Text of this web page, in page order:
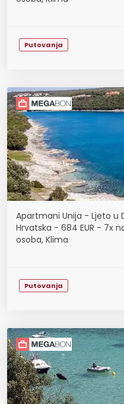
Putovanja
Apartmani Unija - Ljeto u
Hrvatska - 684 EUR - 7x
osoba, Klima
Putovanja